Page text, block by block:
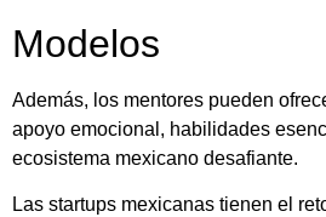
Modelos
Además, los mentores pueden
apoyo emocional, habilidades
ecosistema mexicano desafiante.
Las startups mexicanas tienen el